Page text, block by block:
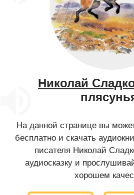
Николай
На данной странице вы
бесплатно и скачать
писателя Николай
аудиосказку и
хорошем